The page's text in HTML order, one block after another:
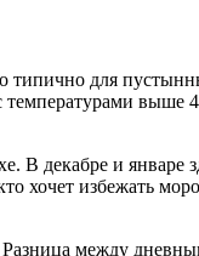
типично для
декабре и январе
хочет избежать
между